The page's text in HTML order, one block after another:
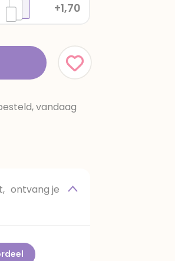
+1,70
vandaag
ontvang je